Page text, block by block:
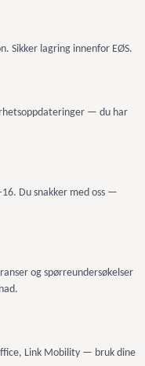
Sikker lagring innenfor EØS.
— du har
Du snakker med oss —
og spørreundersøkelser
Link Mobility — bruk dine